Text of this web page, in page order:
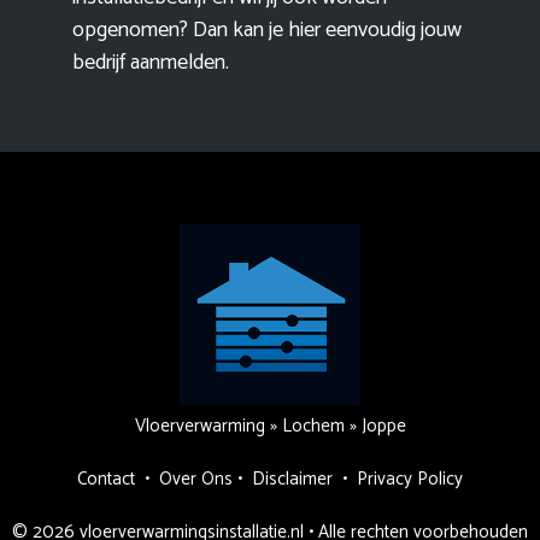
opgenomen? Dan kan je hier eenvoudigjouw
bedrijf aanmelden.
Vloerverwarming » Lochem »Joppe
Contact • Over Ons • Disclaimer • Privacy Policy
© 2026 vloerverwarmingsinstallatie.nl • Alle rechten voorbehouden